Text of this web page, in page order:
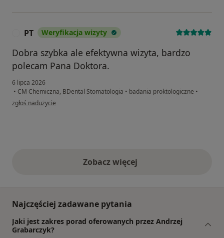
PT Weryfikacja wizyty
Dobra szybka ale efektywna wizyta, bardzo
polecam Pana Doktora.
6 lipca 2026
• CM Chemiczna, BDental Stomatologia • badania proktologiczne •
w opinii użytkownika PT
zgłoś nadużycie
Zobacz więcejopinie powyżej
Najczęściej zadawane pytania
Jaki jest zakres porad oferowanych przez Andrzej
Grabarczyk?